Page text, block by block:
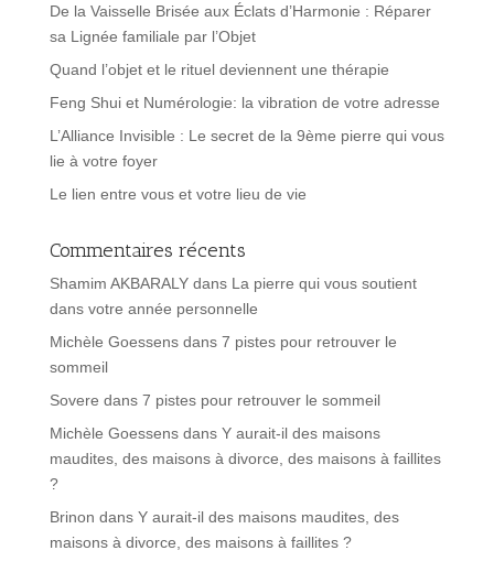
De la Vaisselle Brisée aux Éclats d’Harmonie : Réparer
sa Lignée familiale par l’Objet
Quand l’objet et le rituel deviennent une thérapie
Feng Shui et Numérologie: la vibration de votre adresse
L’Alliance Invisible : Le secret de la 9ème pierre qui vous
lie à votre foyer
Le lien entre vous et votre lieu de vie
Commentaires récents
Shamim AKBARALYdans La pierre qui vous soutient
dans votre année personnelle
Michèle Goessensdans 7 pistes pour retrouver le
sommeil
Sovere dans 7 pistes pour retrouver le sommeil
Michèle Goessensdans Y aurait-il des maisons
maudites, des maisons à divorce, des maisons à faillites
?
Brinon dans Y aurait-il des maisons maudites, des
maisons à divorce, des maisons à faillites ?